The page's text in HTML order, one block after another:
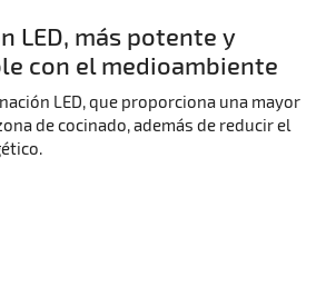
LED, más potente y
con el medioambiente
LED, que proporciona una mayor
de cocinado, además de reducir el